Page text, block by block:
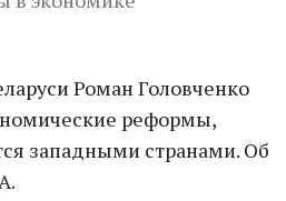
Роман Головченко
реформы,
западными странами. Об